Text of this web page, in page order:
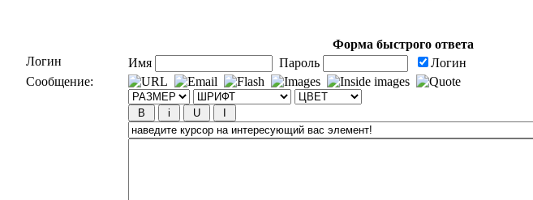
Форма быстрого ответа
Логин
Имя Пароль
Логин
Сообщение: